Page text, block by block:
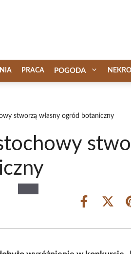
PRACA POGODA
stworzą własny ogród botaniczny
Share
Share